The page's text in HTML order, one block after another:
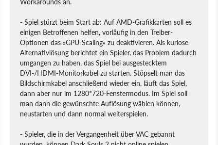
- Spiel stürzt beim Start ab: Auf AMD-Grafikkarten soll es
einigen Betroffenen helfen, vorläufig in den Treiber-
Optionen das »GPU-Scaling« zu deaktivieren. Als kuriose
Alternativlösung berichtet ein Spieler, das Problem dadurch
umgangen zu haben, das Spiel bei ausgestecktem
DVI-/HDMI-Monitorkabel zu starten. Stöpselt man das
Bildschirmkabel anschließend wieder ein, läuft das Spiel,
dann aber nur im 1280*720-Fenstermodus. Im Spiel soll
man dann die gewünschte Auflösung wählen können,
neustarten und dann normal weiterspielen.
- Spieler, die in der Vergangenheit über VAC gebannt